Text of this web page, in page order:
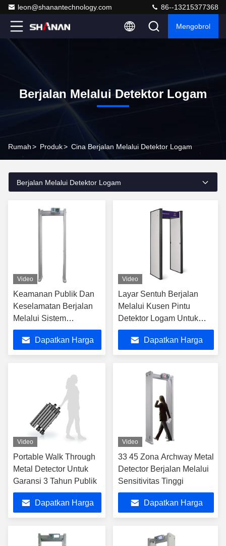
leon@shanantechnology.com 86--13215377368
Mengobrol
Berjalan Melalui Detektor Logam
Rumah> Produk> Cina Berjalan Melalui Detektor Logam
Berjalan Melalui Detektor Logam
Video
Keamanan Publik Dan
Keselamatan Berjalan
Melalui Sistem
Identifikasi Detektor
Logam Untuk Senjata
Dan Pisau
Dapatkan Harga
Video
Layar Sentuh Berjalan
Melalui Kusen Pintu
Detektor Logam Untuk
Bek
Dapatkan Harga
Video
Portable Walk Through
Metal Detector Untuk
Garansi 3 Tahun Publik
Dapatkan Harga
Video
33 45 Zona Archway Metal
Detector Berjalan Melalui
Sensitivitas Tinggi
Dapatkan Harga